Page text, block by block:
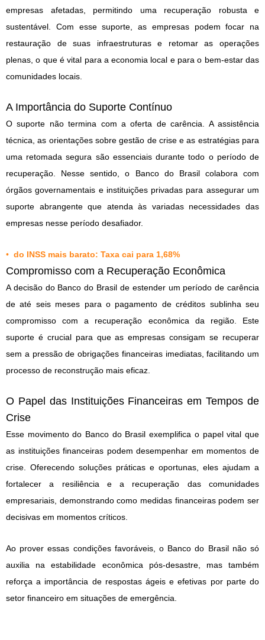
empresas afetadas, permitindo uma recuperação robusta e
sustentável. Com esse suporte, as empresas podem focar na
restauração de suas infraestruturas e retomar as operações
plenas, o que é vital para a economia local e para o bem-estar das
comunidades locais.
A Importância do Suporte Contínuo
O suporte não termina com a oferta de carência. A assistência
técnica, as orientações sobre gestão de crise e as estratégias para
uma retomada segura são essenciais durante todo o período de
recuperação. Nesse sentido, o Banco do Brasil colabora com
órgãos governamentais e instituições privadas para assegurar um
suporte abrangente que atenda às variadas necessidades das
empresas nesse período desafiador.
• do INSS mais barato: Taxa cai para 1,68%
Compromisso com a Recuperação Econômica
A decisão do Banco do Brasil de estender um período de carência
de até seis meses para o pagamento de créditos sublinha seu
compromisso com a recuperação econômica da região. Este
suporte é crucial para que as empresas consigam se recuperar
sem a pressão de obrigações financeiras imediatas, facilitando um
processo de reconstrução mais eficaz.
O Papel das Instituições Financeiras em Tempos de
Crise
Esse movimento do Banco do Brasil exemplifica o papel vital que
as instituições financeiras podem desempenhar em momentos de
crise. Oferecendo soluções práticas e oportunas, eles ajudam a
fortalecer a resiliência e a recuperação das comunidades
empresariais, demonstrando como medidas financeiras podem ser
decisivas em momentos críticos.
Ao prover essas condições favoráveis, o Banco do Brasil não só
auxilia na estabilidade econômica pós-desastre, mas também
reforça a importância de respostas ágeis e efetivas por parte do
setor financeiro em situações de emergência.